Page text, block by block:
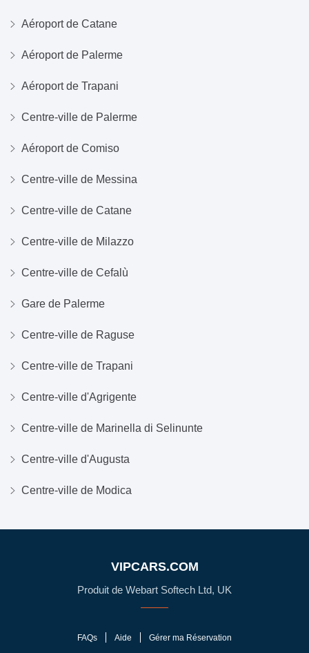
Aéroport de Catane
Aéroport de Palerme
Aéroport de Trapani
Centre-ville de Palerme
Aéroport de Comiso
Centre-ville de Messina
Centre-ville de Catane
Centre-ville de Milazzo
Centre-ville de Cefalù
Gare de Palerme
Centre-ville de Raguse
Centre-ville de Trapani
Centre-ville d'Agrigente
Centre-ville de Marinella di Selinunte
Centre-ville d'Augusta
Centre-ville de Modica
VIPCARS.COM
Produit de Webart Softech Ltd, UK
FAQs Aide Gérer ma Réservation